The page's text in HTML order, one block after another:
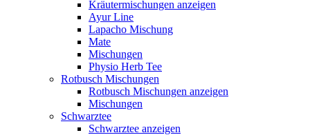
Kräutermischungen anzeigen
Ayur Line
Lapacho Mischung
Mate
Mischungen
Physio Herb Tee
Rotbusch Mischungen
Rotbusch Mischungen anzeigen
Mischungen
Schwarztee
Schwarztee anzeigen